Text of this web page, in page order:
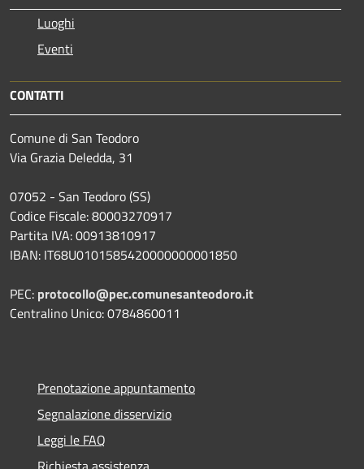
Luoghi
Eventi
CONTATTI
Comune di San Teodoro
Via Grazia Deledda, 31
07052 - San Teodoro (SS)
Codice Fiscale: 80003270917
Partita IVA: 00913810917
IBAN: IT68U0101585420000000001850
PEC: protocollo@pec.comunesanteodoro.it
Centralino Unico: 0784860011
Prenotazione appuntamento
Segnalazione disservizio
Leggi le FAQ